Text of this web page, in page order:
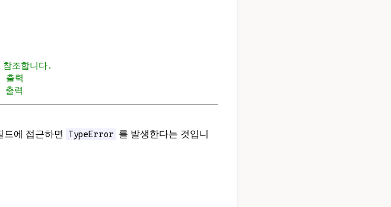
조합니다.
력
력
드에 접근하면 TypeError
를 발생한다는 것입니